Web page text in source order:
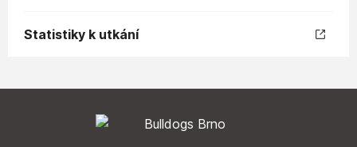
Statistiky k utkání